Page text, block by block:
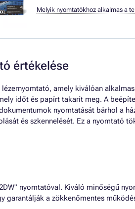
Melyik nyomtatókhoz alkalmas a
értékelése
amely kiválóan
időt és papírt takarít meg. A
nyomtatását bárhol a
és szkennelését. Ez a nyomtató
nyomtatóval. Kiváló minőségű
garantálják a zökkenőmentes